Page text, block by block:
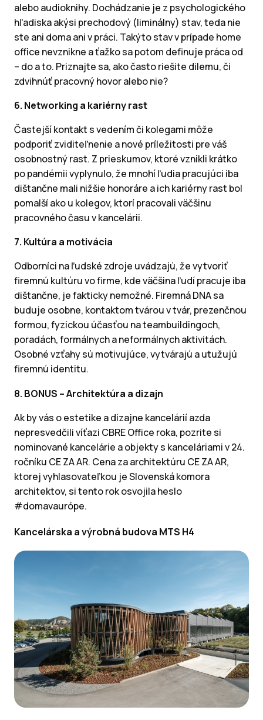
alebo audioknihy. Dochádzanie je z psychologického
hľadiska akýsi prechodový (liminálny) stav, teda nie
ste ani doma ani v práci. Takýto stav v prípade home
office nevznikne a ťažko sa potom definuje práca od
– do a to. Priznajte sa, ako často riešite dilemu, či
zdvihnúť pracovný hovor alebo nie?
6. Networking a kariérny rast
Častejší kontakt s vedením či kolegami môže
podporiť zviditeľnenie a nové príležitosti pre váš
osobnostný rast. Z prieskumov, ktoré vznikli krátko
po pandémii vyplynulo, že mnohí ľudia pracujúci iba
dištančne mali nižšie honoráre a ich kariérny rast bol
pomalší ako u kolegov, ktorí pracovali väčšinu
pracovného času v kancelárii.
7. Kultúra a motivácia
Odborníci na ľudské zdroje uvádzajú, že vytvoriť
firemnú kultúru vo firme, kde väčšina ľudí pracuje iba
dištančne, je fakticky nemožné. Firemná DNA sa
buduje osobne, kontaktom tvárou v tvár, prezenčnou
formou, fyzickou účasťou na teambuildingoch,
poradách, formálnych a neformálnych aktivitách.
Osobné vzťahy sú motivujúce, vytvárajú a utužujú
firemnú identitu.
8. BONUS – Architektúra a dizajn
Ak by vás o estetike a dizajne kancelárií azda
nepresvedčili víťazi CBRE Office roka, pozrite si
nominované kancelárie a objekty s kanceláriami v 24.
ročníku CE ZA AR. Cena za architektúru CE ZA AR,
ktorej vyhlasovateľkou je Slovenská komora
architektov, si tento rok osvojila heslo
#domavaurópe.
Kancelárska a výrobná budova MTS H4